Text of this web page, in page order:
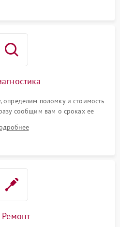
поломку и стоимость
сообщим вам о сроках ее
Ремонт